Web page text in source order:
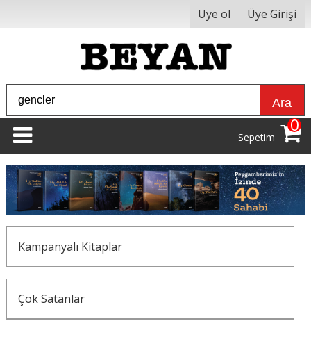
Üye ol Üye Girişi
Ara
Sepetim
0
Kampanyalı Kitaplar
Çok Satanlar